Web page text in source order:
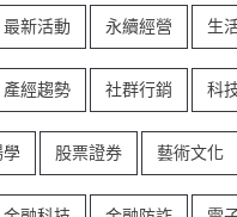
最新活動 永續經營 生
產經趨勢 社群行銷 科
學 股票證券 藝術文化